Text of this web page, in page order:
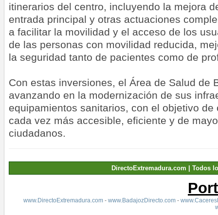
itinerarios del centro, incluyendo la mejora
entrada principal y otras actuaciones
a facilitar la movilidad y el acceso de los
de las personas con movilidad reducida,
la seguridad tanto de pacientes como de
Con estas inversiones, el Área de Salud de
avanzando en la modernización de sus
equipamientos sanitarios, con el objetivo de
cada vez más accesible, eficiente y de
ciudadanos.
DirectoExtremadura.com | Todos
www.DirectoExtremadura.com- www.BadajozDirecto.com-